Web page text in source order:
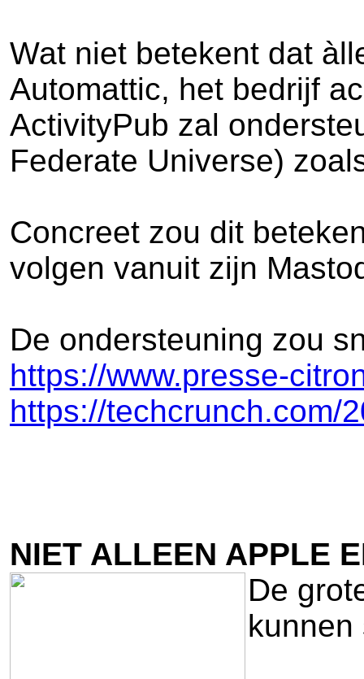
Wat niet betekent dat
Automattic, het bedrijf
ActivityPub zal
Federate Universe)
Concreet zou dit
volgen vanuit zijn
De ondersteuning zou
https://www.presse-
https://techcrunch.com/
NIET ALLEEN APPLE
De
kunnen